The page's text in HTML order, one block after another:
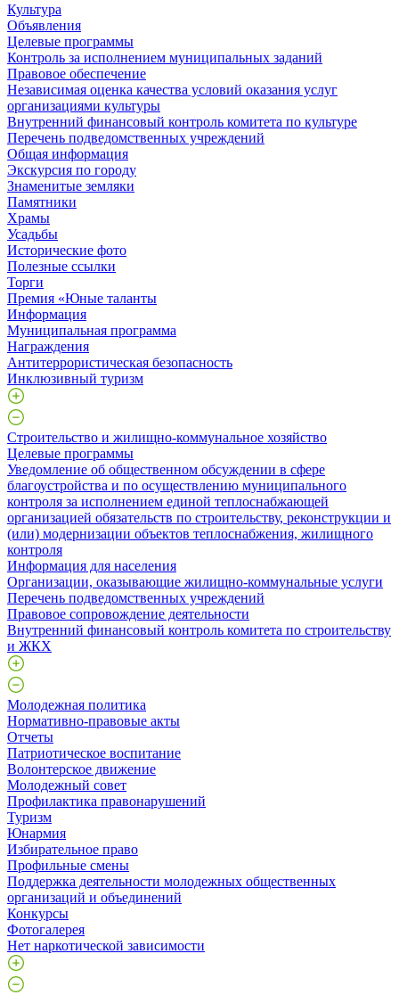
Культура
Объявления
Целевые программы
Контроль за исполнением муниципальных заданий
Правовое обеспечение
Независимая оценка качества условий оказания услуг
организациями культуры
Внутренний финансовый контроль комитета по культуре
Перечень подведомственных учреждений
Общая информация
Экскурсия по городу
Знаменитые земляки
Памятники
Храмы
Усадьбы
Исторические фото
Полезные ссылки
Торги
Премия «Юные таланты
Информация
Муниципальная программа
Награждения
Антитеррористическая безопасность
Инклюзивный туризм
Строительство и жилищно-коммунальное хозяйство
Целевые программы
Уведомление об общественном обсуждении в сфере
благоустройства и по осуществлению муниципального
контроля за исполнением единой теплоснабжающей
организацией обязательств по строительству, реконструкции и
(или) модернизации объектов теплоснабжения, жилищного
контроля
Информация для населения
Организации, оказывающие жилищно-коммунальные услуги
Перечень подведомственных учреждений
Правовое сопровождение деятельности
Внутренний финансовый контроль комитета по строительству
и ЖКХ
Молодежная политика
Нормативно-правовые акты
Отчеты
Патриотическое воспитание
Волонтерское движение
Молодежный совет
Профилактика правонарушений
Туризм
Юнармия
Избирательное право
Профильные смены
Поддержка деятельности молодежных общественных
организаций и объединений
Конкурсы
Фотогалерея
Нет наркотической зависимости